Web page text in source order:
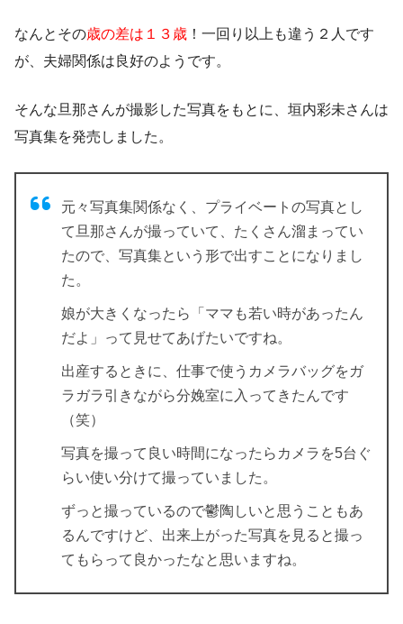
なんとその歳の差は１３歳 ！一回り以上も違う２人です
が、夫婦関係は良好のようです。
そんな旦那さんが撮影した写真をもとに、垣内彩未さんは
写真集を発売しました。
元々写真集関係なく、プライベートの写真とし
て旦那さんが撮っていて、たくさん溜まってい
たので、写真集という形で出すことになりまし
た。
娘が大きくなったら「ママも若い時があったん
だよ」って見せてあげたいですね。
出産するときに、仕事で使うカメラバッグをガ
ラガラ引きながら分娩室に入ってきたんです
（笑）
写真を撮って良い時間になったらカメラを5台ぐ
らい使い分けて撮っていました。
ずっと撮っているので鬱陶しいと思うこともあ
るんですけど、出来上がった写真を見ると撮っ
てもらって良かったなと思いますね。